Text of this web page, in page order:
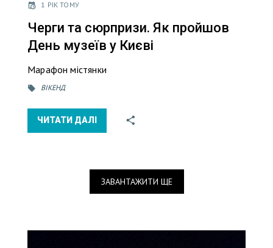
1 РІК ТОМУ
Черги та сюрпризи. Як пройшов
День музеїв у Києві
Марафон містянки
ВІКЕНД
ЧИТАТИ ДАЛІ
ЗАВАНТАЖИТИ ЩЕ